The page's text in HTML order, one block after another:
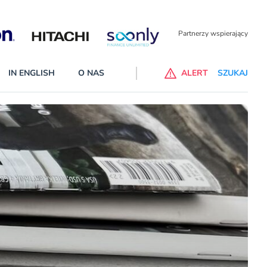
Partnerzy wspierający
do ChataGPT Go dla klientów Revoluta. Nowy benefit we
– Standard i Plus – z usługi będzie można korzsytać za
IN ENGLISH O NAS ALERT SZUKAJ